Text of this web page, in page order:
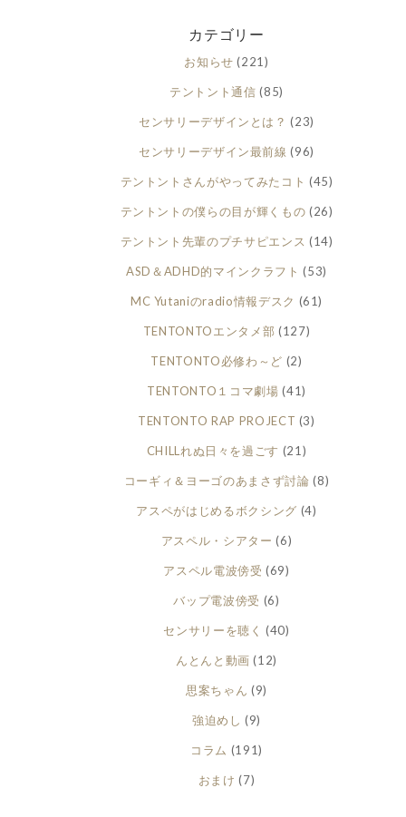
カテゴリー
お知らせ (221)
テントント通信 (85)
センサリーデザインとは？ (23)
センサリーデザイン最前線 (96)
テントントさんがやってみたコト (45)
テントントの僕らの目が輝くもの (26)
テントント先輩のプチサピエンス (14)
ASD＆ADHD的マインクラフト (53)
MC Yutaniのradio情報デスク (61)
TENTONTOエンタメ部 (127)
TENTONTO必修わ～ど (2)
TENTONTO１コマ劇場 (41)
TENTONTO RAP PROJECT (3)
CHILLれぬ日々を過ごす (21)
コーギィ＆ヨーゴのあまさず討論 (8)
アスペがはじめるボクシング (4)
アスペル・シアター (6)
アスペル電波傍受 (69)
バップ電波傍受 (6)
センサリーを聴く (40)
んとんと動画 (12)
思案ちゃん (9)
強迫めし (9)
コラム (191)
おまけ (7)